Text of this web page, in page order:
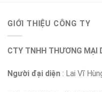
GIỚI THIỆU CÔNG TY
CTY TNHH THƯƠNG MẠI
Người đại diện : Lai Vĩ